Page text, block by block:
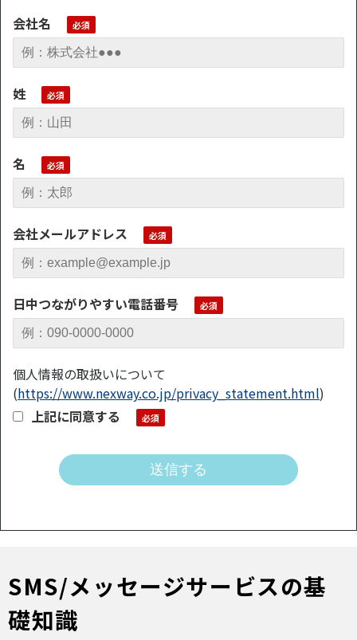
会社名
姓
名
会社メールアドレス
日中つながりやすい電話番号
個人情報の取扱いについて
(https://www.nexway.co.jp/privacy_statement.html)
上記に同意する
SMS/メッセージサービスの基
礎知識